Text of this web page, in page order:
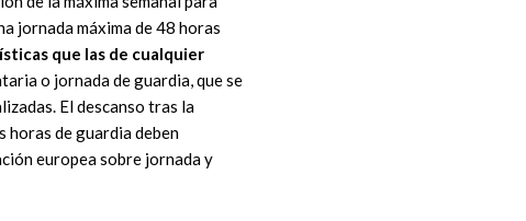
jornada máxima de 48 horas
que las de cualquier
o jornada de guardia, que se
El descanso tras la
horas de guardia deben
europea sobre jornada y